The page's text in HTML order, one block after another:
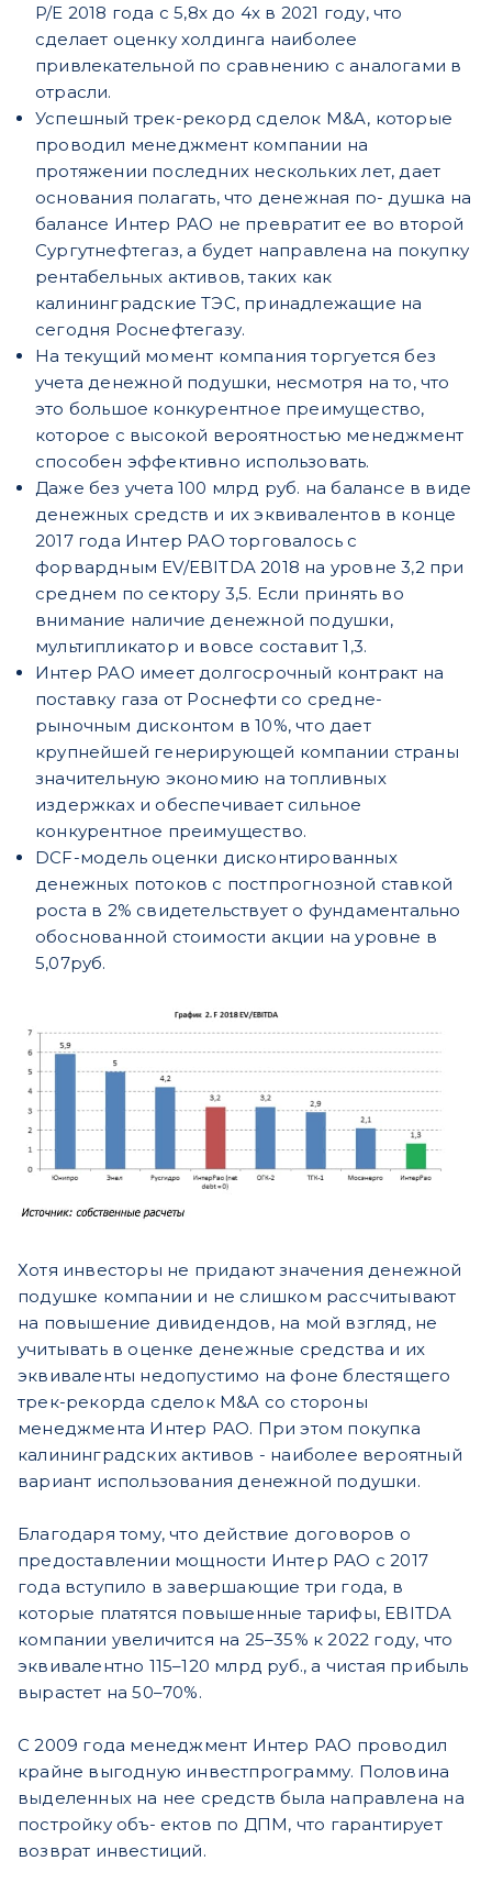
P/Е 2018 года с 5,8x до 4x в 2021 году, что
сделает оценку холдинга наиболее
привлекательной по сравнению с аналогами в
отрасли.
Успешный трек-рекорд сделок M&A, которые
проводил менеджмент компании на
протяжении последних нескольких лет, дает
основания полагать, что денежная по- душка на
балансе Интер РАО не превратит ее во второй
Сургутнефтегаз, а будет направлена на покупку
рентабельных активов, таких как
калининградские ТЭС, принадлежащие на
сегодня Роснефтегазу.
На текущий момент компания торгуется без
учета денежной подушки, несмотря на то, что
это большое конкурентное преимущество,
которое с высокой вероятностью менеджмент
способен эффективно использовать.
Даже без учета 100 млрд руб. на балансе в виде
денежных средств и их эквивалентов в конце
2017 года Интер РАО торговалось с
форвардным EV/EBITDA 2018 на уровне 3,2 при
среднем по сектору 3,5. Если принять во
внимание наличие денежной подушки,
мультипликатор и вовсе составит 1,3.
Интер РАО имеет долгосрочный контракт на
поставку газа от Роснефти со средне-
рыночным дисконтом в 10%, что дает
крупнейшей генерирующей компании страны
значительную экономию на топливных
издержках и обеспечивает сильное
конкурентное преимущество.
DCF-модель оценки дисконтированных
денежных потоков с постпрогнозной ставкой
роста в 2% свидетельствует о фундаментально
обоснованной стоимости акции на уровне в
5,07руб.
Хотя инвесторы не придают значения денежной
подушке компании и не слишком рассчитывают
на повышение дивидендов, на мой взгляд, не
учитывать в оценке денежные средства и их
эквиваленты недопустимо на фоне блестящего
трек-рекорда сделок M&A со стороны
менеджмента Интер РАО. При этом покупка
калининградских активов - наиболее вероятный
вариант использования денежной подушки.
Благодаря тому, что действие договоров о
предоставлении мощности Интер РАО с 2017
года вступило в завершающие три года, в
которые платятся повышенные тарифы, EBITDA
компании увеличится на 25–35% к 2022 году, что
эквивалентно 115–120 млрд руб., а чистая прибыль
вырастет на 50–70%.
С 2009 года менеджмент Интер РАО проводил
крайне выгодную инвестпрограмму. Половина
выделенных на нее средств была направлена на
постройку объ- ектов по ДПМ, что гарантирует
возврат инвестиций.